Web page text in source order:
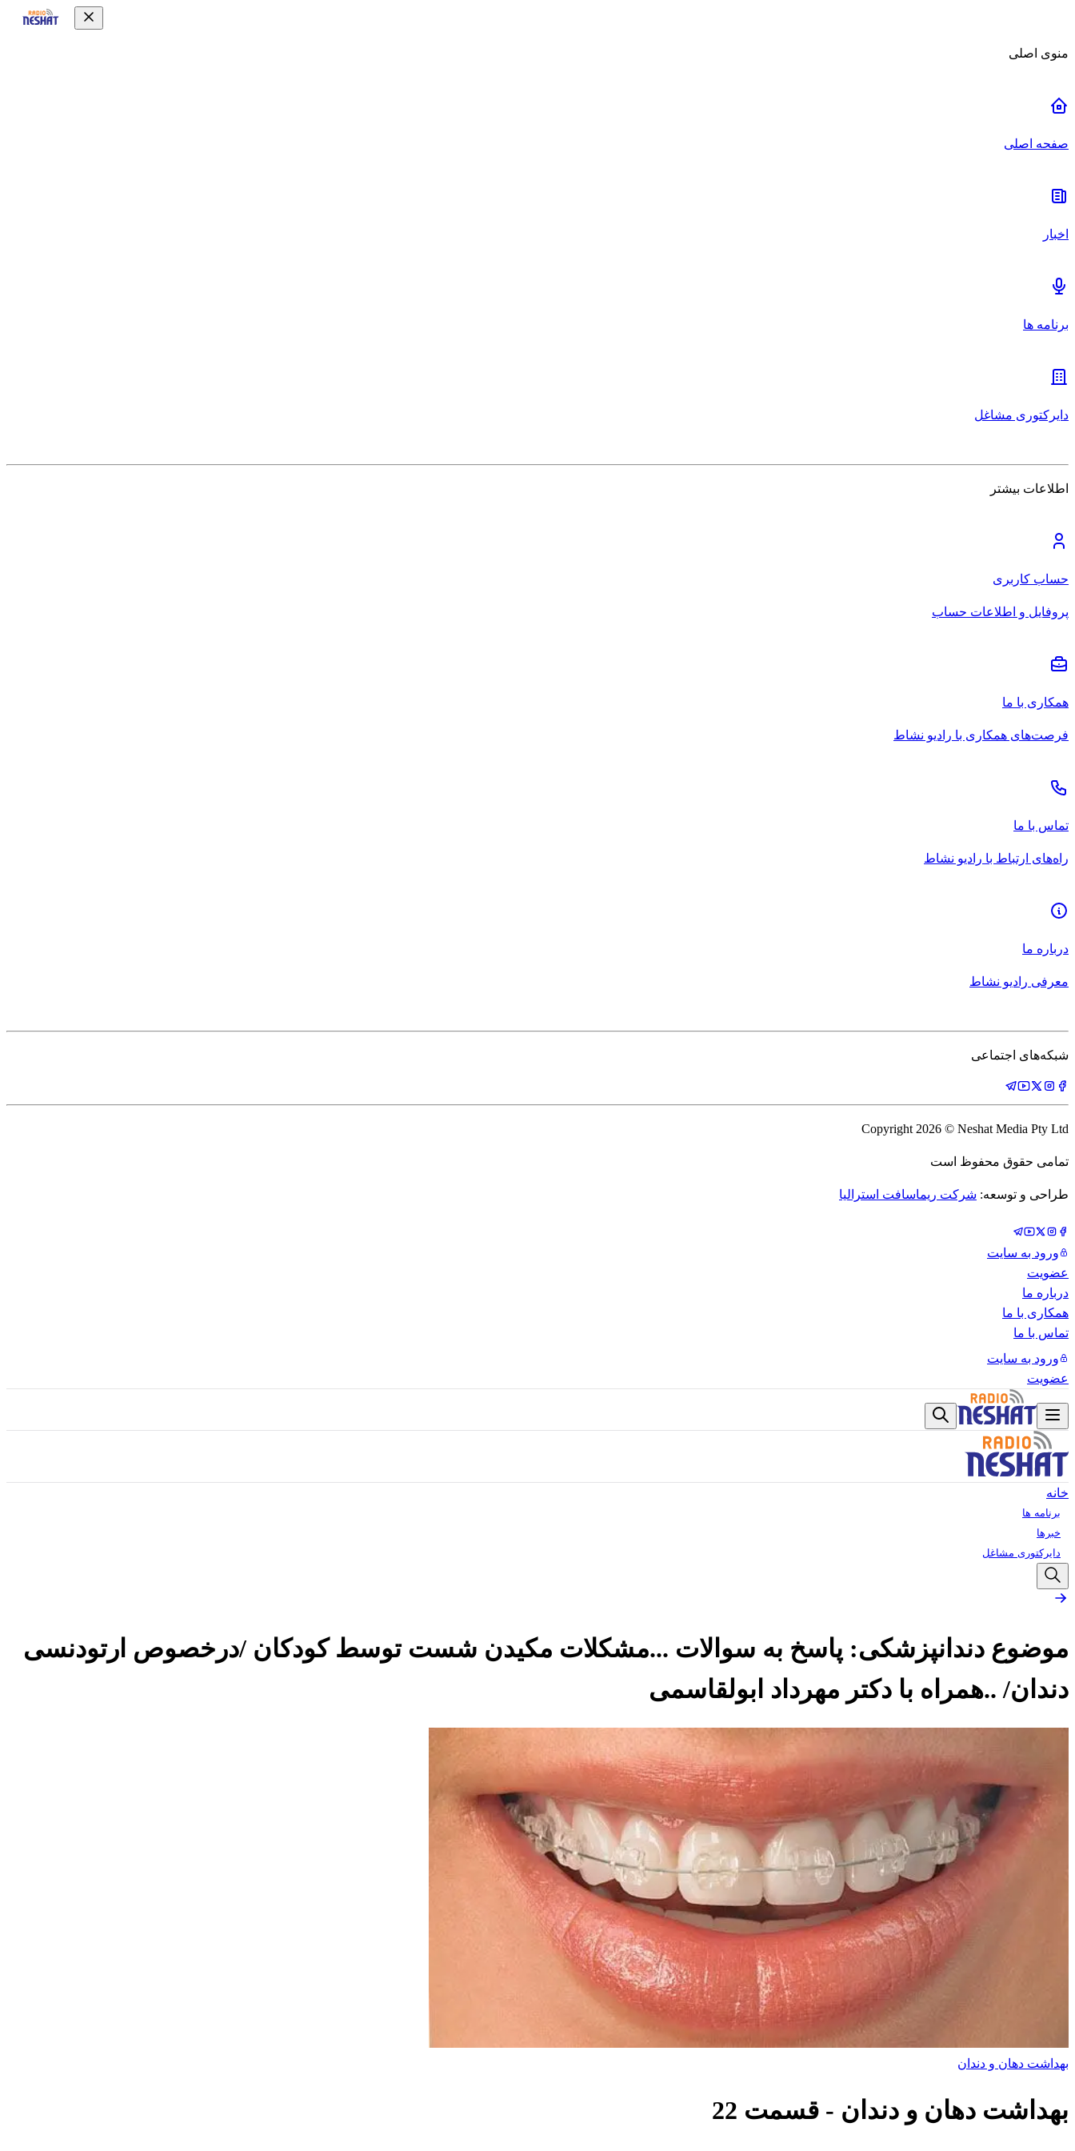
منوی اصلی
صفحه اصلی
اخبار
برنامه ها
دایرکتوری مشاغل
اطلاعات بیشتر
حساب کاربری
پروفایل و اطلاعات حساب
همکاری با ما
فرصت‌های همکاری با رادیو نشاط
تماس با ما
راه‌های ارتباط با رادیو نشاط
درباره ما
معرفی رادیو نشاط
شبکه‌های اجتماعی
Copyright 2026 © Neshat Media Pty Ltd
تمامی حقوق محفوظ است
طراحی و توسعه: شرکت ریماسافت استرالیا
ورود به سایت
عضویت
درباره ما
همکاری با ما
تماس با ما
ورود به سایت
عضویت
خانه
برنامه ها
خبرها
دایرکتوری مشاغل
موضوع دندانپزشکی: پاسخ به سوالات ...مشکلات مکیدن شست توسط کودکان /درخصوص ارتودنسی
دندان/ ..همراه با دکتر مهرداد ابولقاسمی
بهداشت دهان و دندان
بهداشت دهان و دندان - قسمت 22